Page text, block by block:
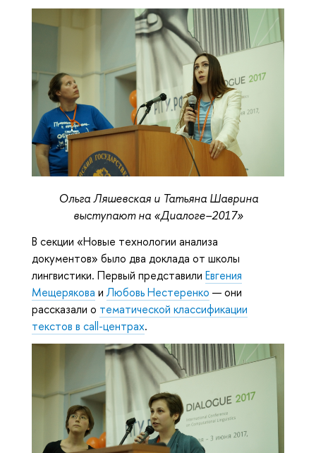
Ольга Ляшевская и Татьяна Шаврина
выступают на «Диалоге–2017»
В секции «Новые технологии анализа
документов» было два доклада от школы
лингвистики. Первый представили Евгения
Мещерякова иЛюбовь Нестеренко — они
рассказали о тематической классификации
текстов в call-центрах.